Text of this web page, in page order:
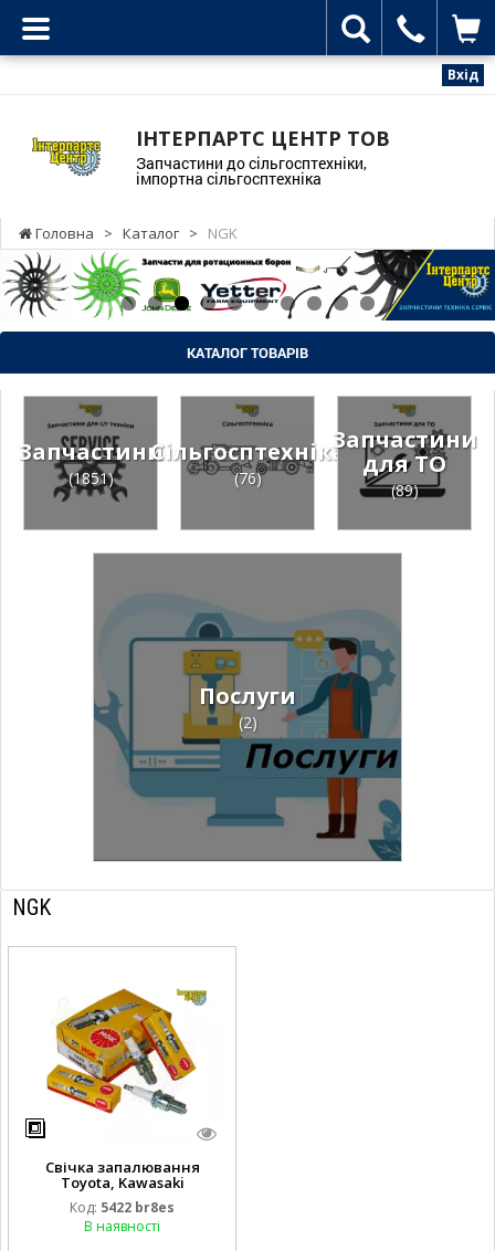
Вхід
ІНТЕРПАРТС ЦЕНТР ТОВ
Запчастини до сільгосптехніки,
імпортна сільгосптехніка
Головна > Каталог > NGK
КАТАЛОГ ТОВАРІВ
Запчастини
(1851)
Сільгосптехніка
(76)
Запчастини
для ТО
(89)
Послуги
(2)
NGK
Свічка запалювання
Toyota, Kawasaki
9009824935, 920702078,
87295154229 NGK
Код: 5422 br8es
В наявності